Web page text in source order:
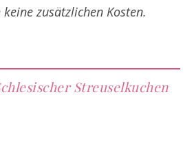
zusätzlichen Kosten.
Streuselkuchen